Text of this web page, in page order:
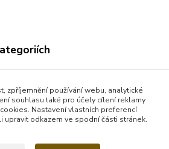
180 cm
zpříjemnění používání webu, analytické
souhlasu také pro účely cílení reklamy
Nastavení vlastních preferencí
upravit odkazem ve spodní části stránek.